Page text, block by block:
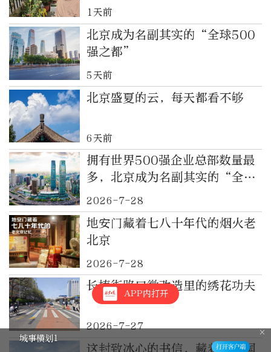
1天前
北京成为名副其实的“全球500
强之都”
5天前
北京盛夏的云，每天都看不够
6天前
拥有世界500强企业总部数量最
多，北京成为名副其实的“全球
500强之都”
2026-7-28
地安门藏着七八十年代的烟火老
北京
2026-7-28
长椿街路口微改造里的绣花功夫
2026-7-27
这封致冰心的书信，藏着“中国
APP内打开
城事横划1